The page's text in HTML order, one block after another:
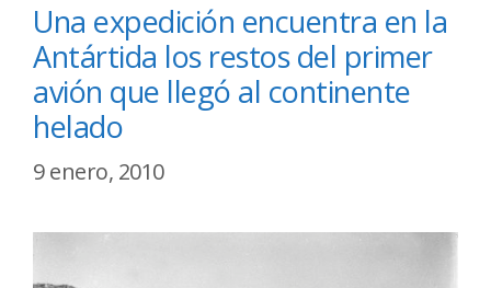
Una expedición encuentra en la
Antártida los restos del primer
avión que llegó al continente
helado
9 enero, 2010